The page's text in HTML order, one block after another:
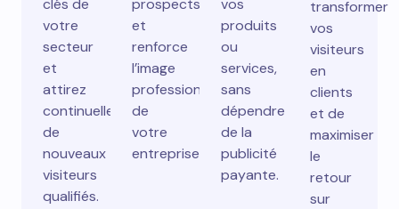
clés de
votre
secteur
et
attirez
continuellement
de
nouveaux
visiteurs
qualifiés.
prospects
et
renforce
l’image
professionnelle
de
votre
entreprise.
vos
produits
ou
services,
sans
dépendre
de la
publicité
payante.
transformer
vos
visiteurs
en
clients
et de
maximiser
le
retour
sur